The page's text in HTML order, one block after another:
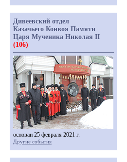
Дивеевский отдел
Казачьего Конвоя Памяти
Царя Мученика Николая II
(106)
основан 25 февраля 2021 г.
Другие события